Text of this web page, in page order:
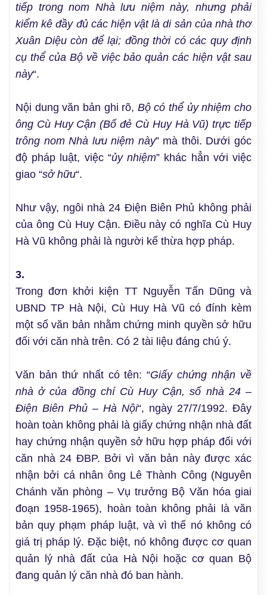
tiếp trong nom Nhà lưu niệm này, nhưng phải
kiểm kê đầy đủ các hiện vật là di sản của nhà thơ
Xuân Diệu còn để lại; đồng thời có các quy định
cụ thể của Bộ về việc bảo quản các hiện vật sau
này“.
Nội dung văn bản ghi rõ, Bộ có thể ủy nhiệm cho
ông Cù Huy Cận (Bố đẻ Cù Huy Hà Vũ) trực tiếp
trông nom Nhà lưu niệm này” mà thôi. Dưới góc
độ pháp luật, việc “ủy nhiệm” khác hẳn với việc
giao “sở hữu“.
Như vậy, ngôi nhà 24 Điện Biên Phủ không phải
của ông Cù Huy Cận. Điều này có nghĩa Cù Huy
Hà Vũ không phải là người kế thừa hợp pháp.
3.
Trong đơn khởi kiện TT Nguyễn Tấn Dũng và
UBND TP Hà Nội, Cù Huy Hà Vũ có đính kèm
một số văn bản nhằm chứng minh quyền sở hữu
đối với căn nhà trên. Có 2 tài liệu đáng chú ý.
Văn bản thứ nhất có tên: “Giấy chứng nhận về
nhà ở của đồng chí Cù Huy Cận, số nhà 24 –
Điện Biên Phủ – Hà Nội“, ngày 27/7/1992. Đây
hoàn toàn không phải là giấy chứng nhận nhà đất
hay chứng nhận quyền sở hữu hợp pháp đối với
căn nhà 24 ĐBP. Bởi vì văn bản này được xác
nhận bởi cá nhân ông Lê Thành Công (Nguyên
Chánh văn phòng – Vụ trưởng Bộ Văn hóa giai
đoạn 1958-1965), hoàn toàn không phải là văn
bản quy phạm pháp luật, và vì thế nó không có
giá trị pháp lý. Đặc biệt, nó không được cơ quan
quản lý nhà đất của Hà Nội hoặc cơ quan Bộ
đang quản lý căn nhà đó ban hành.